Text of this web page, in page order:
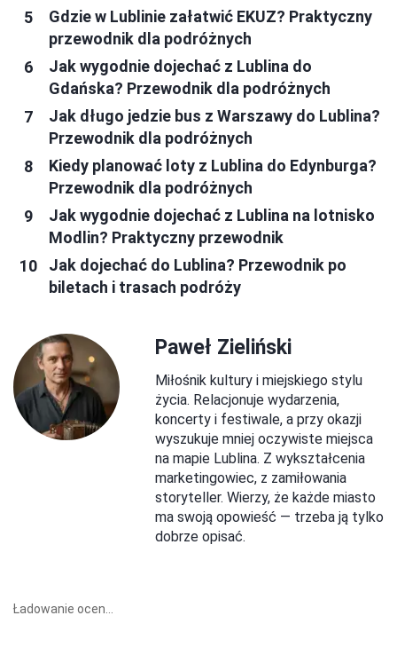
Gdzie w Lublinie załatwić EKUZ? Praktyczny
przewodnik dla podróżnych
Jak wygodnie dojechać z Lublina do
Gdańska? Przewodnik dla podróżnych
Jak długo jedzie bus z Warszawy do Lublina?
Przewodnik dla podróżnych
Kiedy planować loty z Lublina do Edynburga?
Przewodnik dla podróżnych
Jak wygodnie dojechać z Lublina na lotnisko
Modlin? Praktyczny przewodnik
Jak dojechać do Lublina? Przewodnik po
biletach i trasach podróży
Paweł Zieliński
Miłośnik kultury i miejskiego stylu
życia. Relacjonuje wydarzenia,
koncerty i festiwale, a przy okazji
wyszukuje mniej oczywiste miejsca
na mapie Lublina. Z wykształcenia
marketingowiec, z zamiłowania
storyteller. Wierzy, że każde miasto
ma swoją opowieść — trzeba ją tylko
dobrze opisać.
Ładowanie ocen...